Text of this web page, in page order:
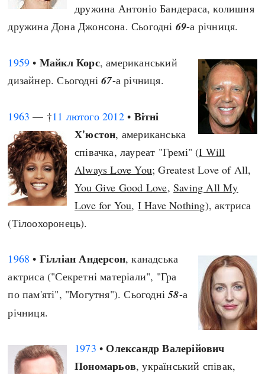
дружина Антоніо Бандераса, колишня
дружина Дона Джонсона. Сьогодні 69-а річниця.
1959 • Майкл Корс, американський
дизайнер. Сьогодні67-а річниця.
1963 — †11 лютого 2012• Вітні
Х'юстон, американська
співачка, лауреат "Гремі" (I Will
Always Love You; Greatest Love of All,
You Give Good Love,Saving All My
Love for You, I Have Nothing), актриса
(Тілоохоронець).
1968 • Гілліан Андерсон, канадська
актриса ("Секретні матеріали", "Гра
по пам'яті", "Могутня"). Сьогодні58-а
річниця.
1973 • Олександр Валерійович
Пономарьов, український співак,